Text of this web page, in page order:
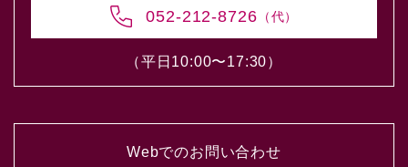
052-212-8726 （代）
（平日10:00〜17:30）
Webでのお問い合わせ